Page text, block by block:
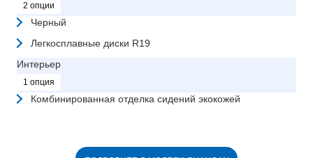
2 опции
Черный
Легкосплавные диски R19
Интерьер
1 опция
Комбинированная отделка сидений экокожей